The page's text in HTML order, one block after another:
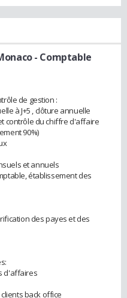
- Comptable
de gestion :
à J+5 , clôture annuelle
contrôle du chiffre d'affaire
90%)
et annuels
établissement des
des payes et des
d'affaires
back office